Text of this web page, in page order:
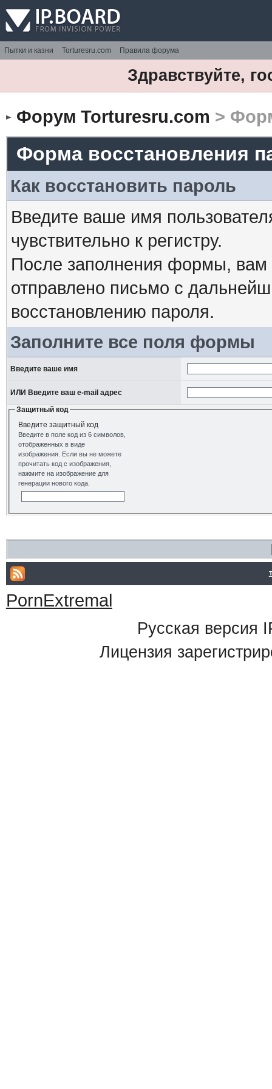
Пытки и казни Torturesru.com Правила форума
Здравствуйте,
Форум Torturesru.com >
Форма восстановления
Как восстановить пароль
Введите ваше имя
чувствительно к регистру.
После заполнения формы, вам
отправлено письмо с
восстановлению пароля.
Заполните все поля формы
Введите ваше имя
ИЛИ Введите ваш e-mail адрес
Защитный код
Введите защитный код
Введите в поле код из 6 символов,
отображенных в виде
изображения. Если вы не можете
прочитать код с изображения,
нажмите на изображение для
генерации нового кода.
PornExtremal
Русская версия
Лицензия